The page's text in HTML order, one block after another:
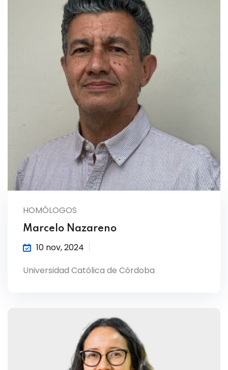
HOMÓLOGOS
Marcelo Nazareno
10 nov, 2024
Universidad Católica de Córdoba